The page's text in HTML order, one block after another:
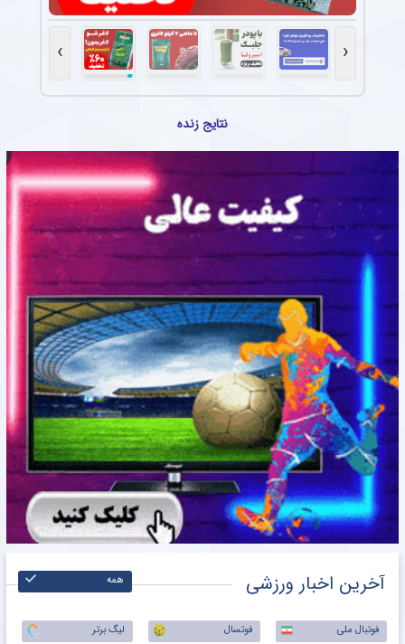
‹
›
نتایج زنده
آخرین اخبار ورزشی همه
فوتبال ملی فوتسال لیگ برتر